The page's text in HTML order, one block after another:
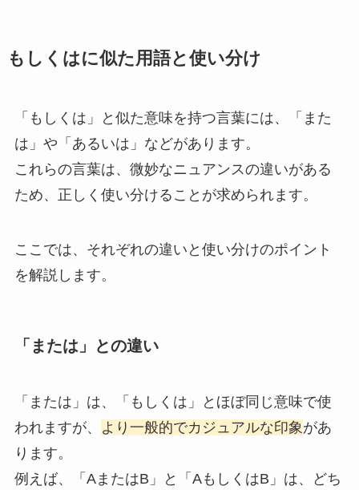
もしくはに似た用語と使い分け
「もしくは」と似た意味を持つ言葉には、「また
は」や「あるいは」などがあります。
これらの言葉は、微妙なニュアンスの違いがある
ため、正しく使い分けることが求められます。
ここでは、それぞれの違いと使い分けのポイント
を解説します。
「または」との違い
「または」は、「もしくは」とほぼ同じ意味で使
われますが、
より一般的でカジュアルな印象 があ
ります。
例えば、「AまたはB」と「AもしくはB」は、どち